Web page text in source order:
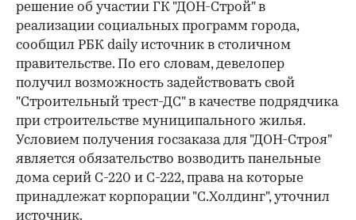
00:00 / 00:00
решение об участии ГК "ДОН-Строй" в
реализации социальных программ города,
сообщил РБК daily источник в столичном
правительстве. По его словам, девелопер
получил возможность задей­ствовать свой
"Строительный трест-ДС" в качестве подрядчика
при строительстве муниципального жилья.
Условием получения госзаказа для "ДОН-Строя"
является обязательство возводить панельные
дома серий С-220 и С-222, права на которые
принадлежат корпорации "С.Холдинг", уточнил
источник.